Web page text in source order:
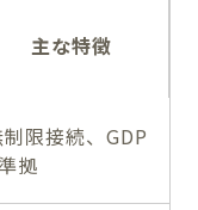
主な特徴
限接続、GDP
拠